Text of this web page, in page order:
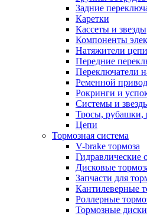
Задние
Каретки
Кассеты и звезды
Компоненты
Натяжители цепи
Передние
Переключатели
Ременной привод
Рокринги и
Системы и
Тросы, рубашки,
Цепи
Тормозная система
V-brake тормоза
Гидравлические
Дисковые
Запчасти для
Кантилеверные
Роллерные
Тормозные диски